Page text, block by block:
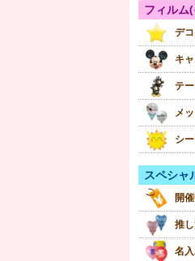
フィルム
デ
キ
テ
メ
シ
スペシャ
開
推
名